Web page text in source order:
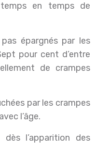
en temps de
épargnés par les
pour cent d’entre
de crampes
par les crampes
l’âge.
l’apparition des